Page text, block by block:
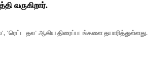
வருகிறார்.
'ரெட்ட தல' ஆகிய திரைப்படங்களை தயாரித்துள்ளது.